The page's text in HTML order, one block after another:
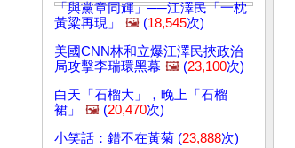
「與黨章同輝」──江澤民「一枕
黃粱再現」
🖼️ (18,545次)
美國CNN林和立爆江澤民挾政治
局攻擊李瑞環黑幕 🖼️ (23,100次)
白天「石榴大」，晚上「石榴
裙」
🖼️ (20,470次)
小笑話：錯不在黃菊 (23,888次)